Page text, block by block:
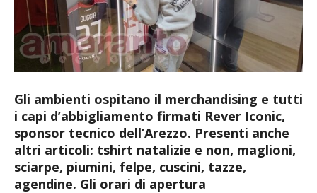
Gli ambienti ospitano il merchandising e tutti
i capi d’abbigliamento firmati Rever Iconic,
sponsor tecnico dell’Arezzo. Presenti anche
altri articoli: tshirt natalizie e non, maglioni,
sciarpe, piumini, felpe, cuscini, tazze,
agendine. Gli orari di apertura